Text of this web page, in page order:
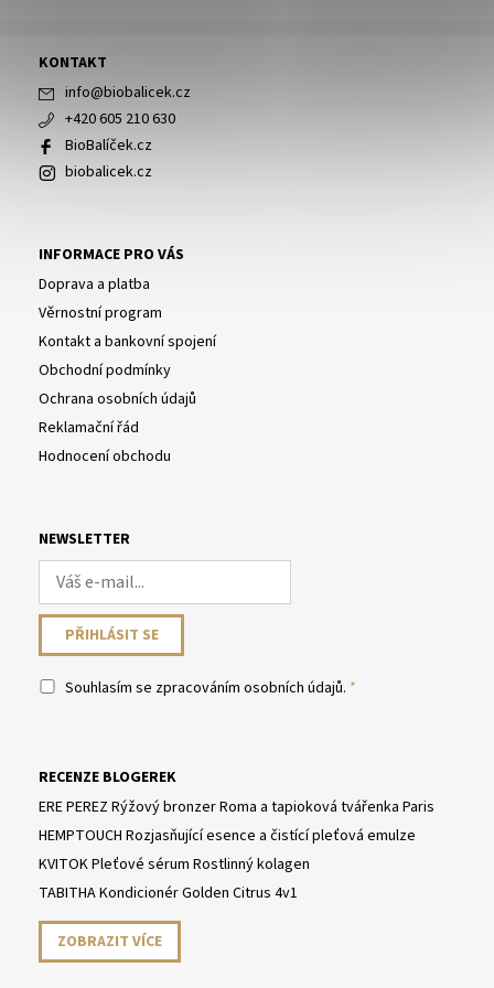
KONTAKT
info@biobalicek.cz
+420 605 210 630
BioBalíček.cz
biobalicek.cz
INFORMACE PRO VÁS
Doprava a platba
Věrnostní program
Kontakt a bankovní spojení
Obchodní podmínky
Ochrana osobních údajů
Reklamační řád
Hodnocení obchodu
NEWSLETTER
Souhlasím se zpracováním osobních údajů.
RECENZE BLOGEREK
ERE PEREZ Rýžový bronzer Roma a tapioková tvářenka Paris
HEMPTOUCH Rozjasňující esence a čistící pleťová emulze
KVITOK Pleťové sérum Rostlinný kolagen
TABITHA Kondicionér Golden Citrus 4v1
ZOBRAZIT VÍCE